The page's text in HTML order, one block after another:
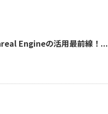
Engineの活用最前線！...